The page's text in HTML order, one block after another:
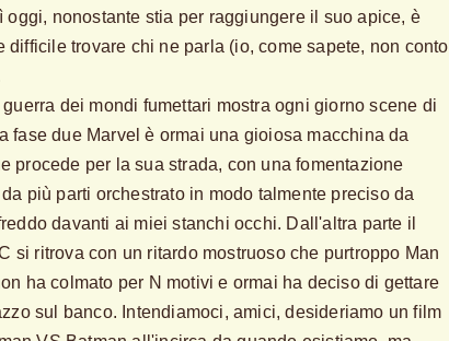
oggi, nonostante stia per raggiungere il suo apice, è
difficile trovare chi ne parla (io, come sapete, non conto
guerra dei mondi fumettari mostra ogni giorno scene di
fase due Marvel è ormai una gioiosa macchina da
procede per la sua strada, con una fomentazione
più parti orchestrato in modo talmente preciso da
davanti ai miei stanchi occhi. Dall'altra parte il
si ritrova con un ritardo mostruoso che purtroppo Man
ha colmato per N motivi e ormai ha deciso di gettare
sul banco. Intendiamoci, amici, desideriamo un film